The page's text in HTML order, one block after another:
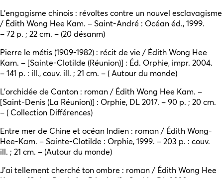
L’engagisme chinois : révoltes contre un nouvel esclavagisme
/ Édith Wong Hee Kam. – Saint-André : Océan éd., 1999.
– 72 p. ; 22 cm. – (20 désanm)
Pierre le métis (1909-1982) : récit de vie / Édith Wong Hee
Kam. – [Sainte-Clotilde (Réunion)] : Éd. Orphie, impr. 2004.
– 141 p. : ill., couv. ill. ; 21 cm. – ( Autour du monde)
L’orchidée de Canton : roman / Édith Wong Hee Kam. –
[Saint-Denis (La Réunion)] : Orphie, DL 2017. – 90 p. ; 20 cm.
– ( Collection Différences)
Entre mer de Chine et océan Indien : roman / Édith Wong-
Hee-Kam. – Sainte-Clotilde : Orphie, 1999. – 203 p. : couv.
ill. ; 21 cm. – (Autour du monde)
J’ai tellement cherché ton ombre : roman / Édith Wong Hee